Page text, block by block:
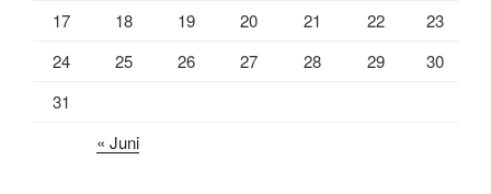
17
18 19 20 21 22
23
24
25 26 27 28 29
30
31
« Juni